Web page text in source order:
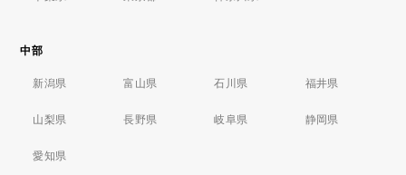
中部
新潟県 富山県 石川県 福井県
山梨県 長野県 岐阜県 静岡県
愛知県